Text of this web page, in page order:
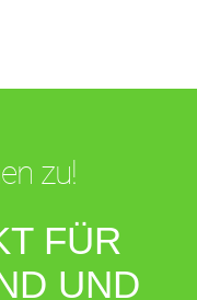
zu!
FÜR
UND